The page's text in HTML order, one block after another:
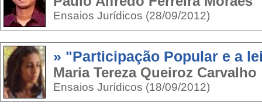
Ensaios Jurídicos (28/09/2012)
» "Participação Popular e a
Maria Tereza Queiroz Carvalho
Ensaios Jurídicos (18/09/2012)